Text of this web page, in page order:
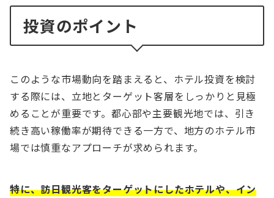
投資のポイント
このような市場動向を踏まえると、ホテル投資を検討
する際には、立地とターゲット客層をしっかりと見極
めることが重要です。都心部や主要観光地では、引き
続き高い稼働率が期待できる一方で、地方のホテル市
場では慎重なアプローチが求められます。
特に、訪日観光客をターゲットにしたホテルや、イン